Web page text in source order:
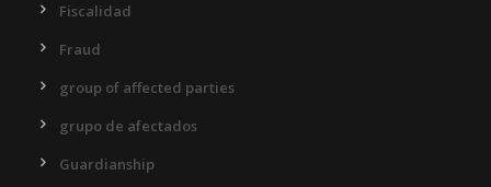
Fiscalidad
Fraud
group of affected parties
grupo de afectados
Guardianship